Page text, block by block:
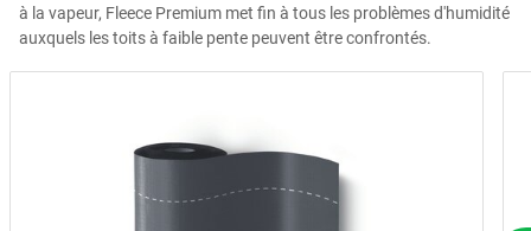
à la vapeur, Fleece Premium met fin à tous les problèmes d'humidité
auxquels les toits à faible pente peuvent être confrontés.